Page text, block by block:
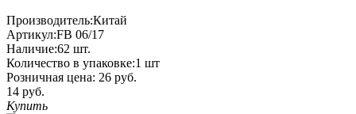
Производитель:Китай
Артикул:FB 06/17
Наличие:62 шт.
Количество в упаковке:1 шт
Розничная цена: 26 руб.
14 руб.
Купить